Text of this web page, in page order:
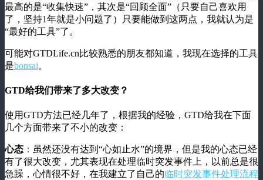
最高的是“收集快速”，其次是“回顾全面”（只要自己喜欢用
了，坚持1年就是小问题了）只要能做到这两点，我就认为是
“最好的工具”了。
可能对GTDLife.cn比较熟悉的朋友都知道，我现在选择的工具
是bonsai。
GTD给我们带来了多大改变？
使用GTD方法已经几年了，根据我的经验，GTD给我在下面
几个方面带来了不小的改变：
心态 ：虽然还没有达到“心如止水”的境界，但是我的心态已经
有了很大改变，尤其表现在处理临时突发事件上，以前总是很
急躁，心情很不好，在我建立了自己的临时突发事件处理流程